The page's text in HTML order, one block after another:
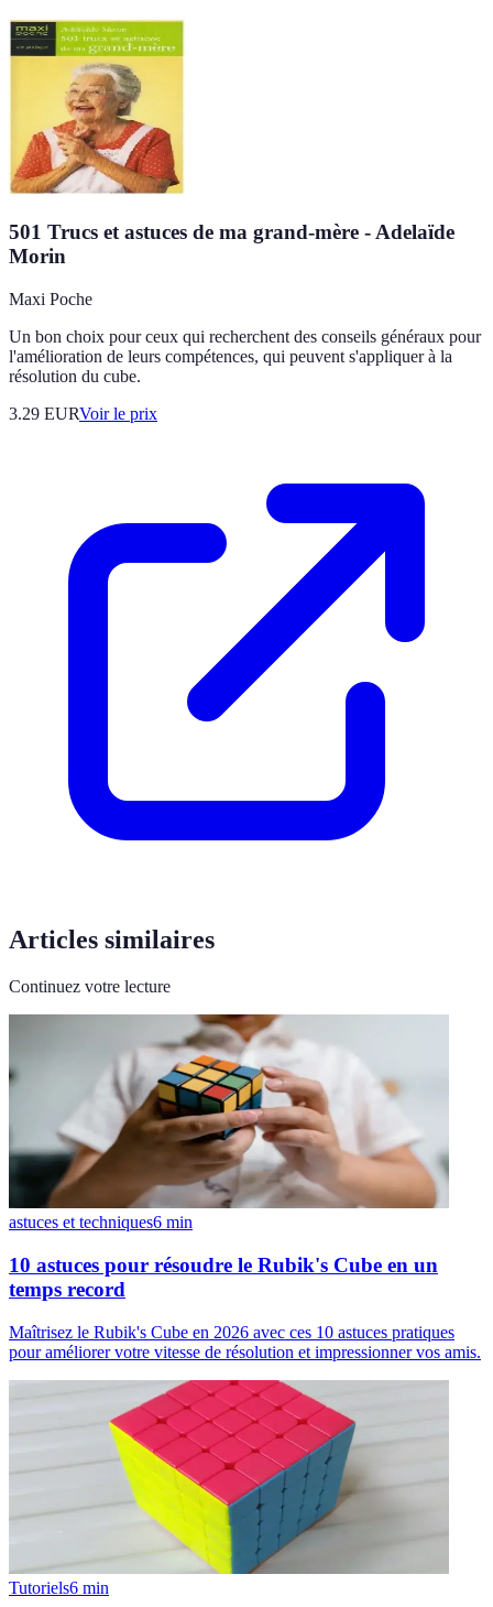
501 Trucs et astuces de ma grand-mère - Adelaïde
Morin
Maxi Poche
Un bon choix pour ceux qui recherchent des conseils généraux pour
l'amélioration de leurs compétences, qui peuvent s'appliquer à la
résolution du cube.
3.29 EURVoir le prix
Articles similaires
Continuez votre lecture
astuces et techniques6 min
10 astuces pour résoudre le Rubik's Cube en un
temps record
Maîtrisez le Rubik's Cube en 2026 avec ces 10 astuces pratiques
pour améliorer votre vitesse de résolution et impressionner vos amis.
Tutoriels6 min